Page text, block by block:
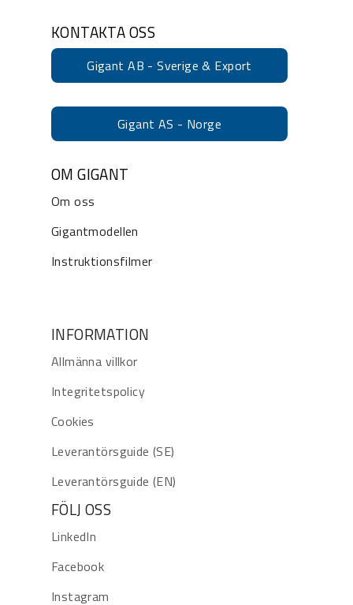
KONTAKTA OSS
Gigant AB - Sverige & Export
Gigant AS - Norge
OM GIGANT
Om oss
Gigantmodellen
Instruktionsfilmer
INFORMATION
Allmänna villkor
Integritetspolicy
Cookies
Leverantörsguide (SE)
Leverantörsguide (EN)
FÖLJ OSS
LinkedIn
Facebook
Instagram